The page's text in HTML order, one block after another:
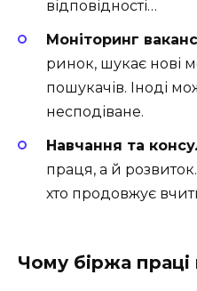
відповідності…
Моніторинг
ринок, шукає нові
пошукачів. Іноді
несподіване.
Навчання та
праця, а й
хто продовжує
Чому біржа